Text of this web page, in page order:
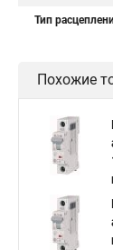
Тип
Похожие